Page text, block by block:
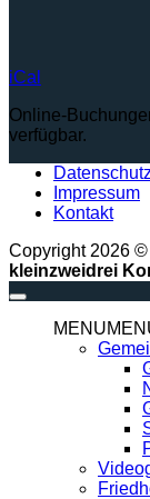
iCal
Online-
verfügbar.
Impressum
Kontakt
Copyright 2026 ©
kleinzweidrei
MENU